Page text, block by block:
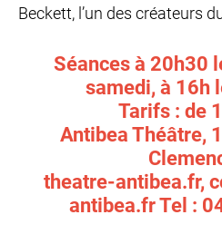
Beckett, l’un des créateurs
Séances à 20h30
samedi, à 16h
Tarifs : de
Antibea Théâtre,
theatre-antibea.fr,
antibea.fr Tel :